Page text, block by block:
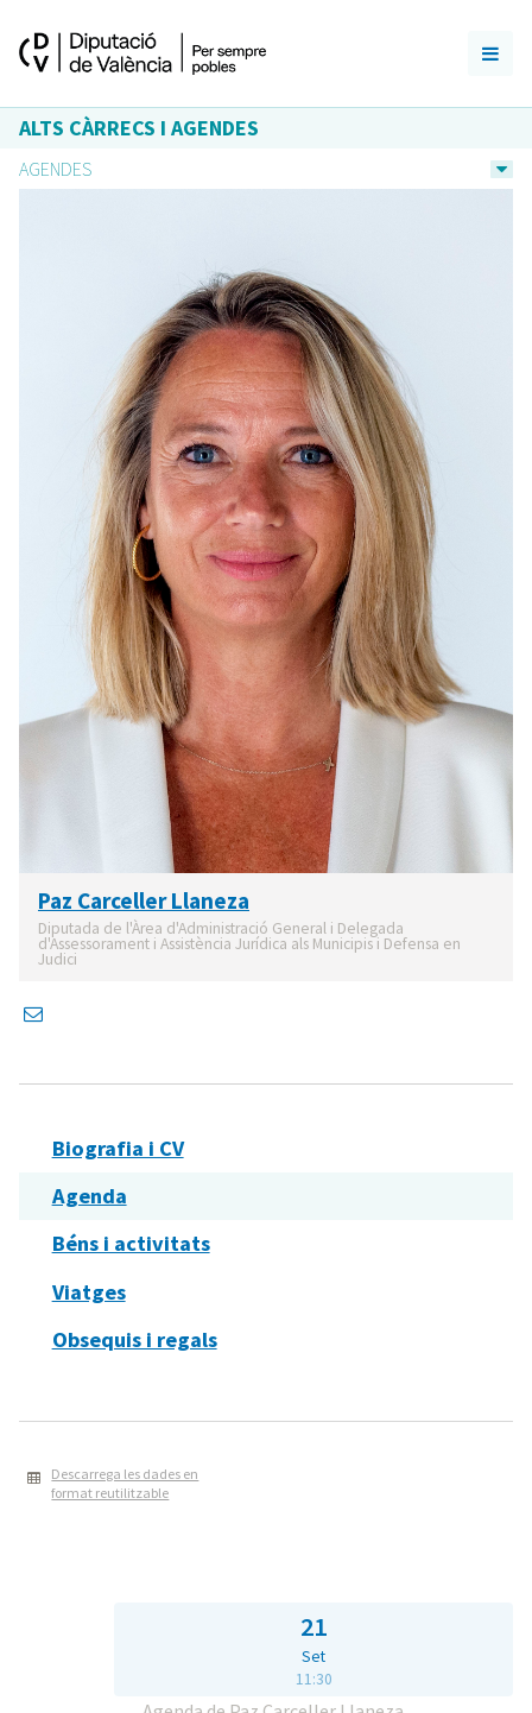
ALTS CÀRRECS I AGENDES
AGENDES
Paz Carceller Llaneza
Diputada de l'Àrea d'Administració General i Delegada
d'Assessorament i Assistència Jurídica als Municipis i Defensa en
Judici
Biografia i CV
Agenda
Béns i activitats
Viatges
Obsequis i regals
Descarrega les dades en
format reutilitzable
21
Set
11:30